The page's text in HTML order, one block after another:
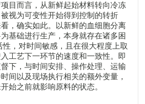
目而言，从新鲜起始材料转向冷冻
视为可变性开始得到控制的转折
，确实如此。以新鲜的血细胞分离
基础进行生产，本身就存在诸多困
，对时间敏感，且在很大程度上取
工艺下一环节的速度和一致性。即
下，与时间安排、操作处理、运输
间以及现场执行相关的额外变量，
始之前就影响原料的状态。